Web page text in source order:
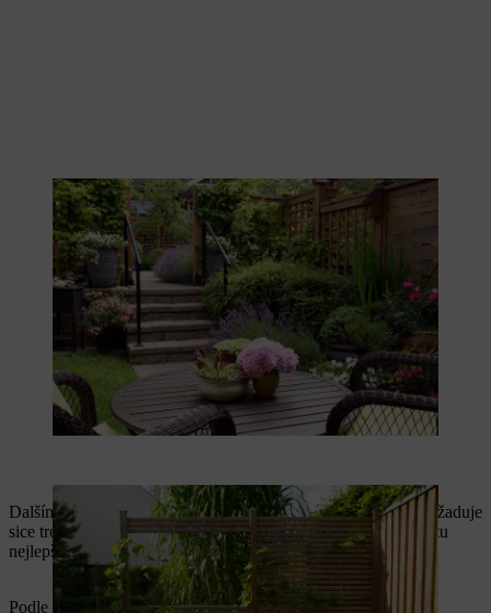
Dalším nápadem pro kutily jeochranná zástěna z prken
. Vyžaduje
sice trochu víc údržby, ale díky neprůhledným deskám nabízí tu
nejlepší ochranu soukromí.
Podle délky plánované zástěny si můžete sami postavit také